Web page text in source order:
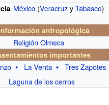
México (VeracruzyTabasco)
antropológica
Religión Olmeca
importantes
La Venta
Tres Zapotes
Laguna de los cerros